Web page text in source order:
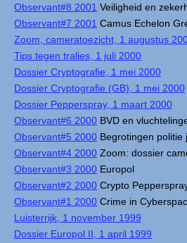
Observant#8 2001 Veiligheid en
Observant#7 2001 Camus Echelon
Zoom, cameratoezicht, 1 augustus
Tips tegen tralies, 1 juli 2000
Dossier Cryptografie, 1 mei 2000
Dossier Cryptografie (GB), 1 mei 2000
Dossier Pepperspray, 1 maart 2000
Observant#6 2000 BVD en
Observant#5 2000 Begrotingen politie
Observant#4 2000 Zoom: dossier
Observant#3 2000 Europol
Observant#2 2000 Crypto
Observant#1 2000 Crime in
Luisterrijk, 1 november 1999
Dossier Europol II, 1 april 1999